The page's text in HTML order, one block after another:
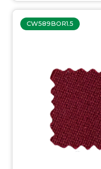
CW589BOR1.5